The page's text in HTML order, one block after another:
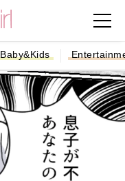
Baby&Kids